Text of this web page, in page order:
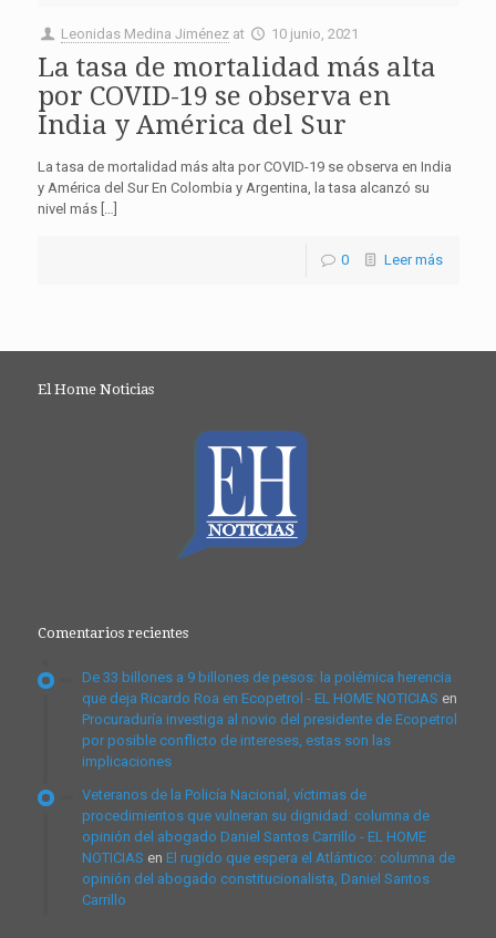
Leonidas Medina Jiménez at 10 junio, 2021
La tasa de mortalidad más alta
por COVID-19 se observa en
India y América del Sur
La tasa de mortalidad más alta por COVID-19 se observa en India
y América del Sur En Colombia y Argentina, la tasa alcanzó su
nivel más […]
0 Leer más
El Home Noticias
Comentarios recientes
De 33 billones a 9 billones de pesos: la polémica herencia
que deja Ricardo Roa en Ecopetrol - EL HOME NOTICIAS en
Procuraduría investiga al novio del presidente de Ecopetrol
por posible conflicto de intereses, estas son las
implicaciones
Veteranos de la Policía Nacional, víctimas de
procedimientos que vulneran su dignidad: columna de
opinión del abogado Daniel Santos Carrillo - EL HOME
NOTICIAS en El rugido que espera el Atlántico: columna de
opinión del abogado constitucionalista, Daniel Santos
Carrillo